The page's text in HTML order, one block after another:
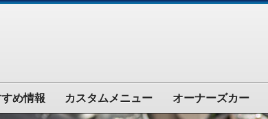
め情報 カスタムメニュー オーナーズカー